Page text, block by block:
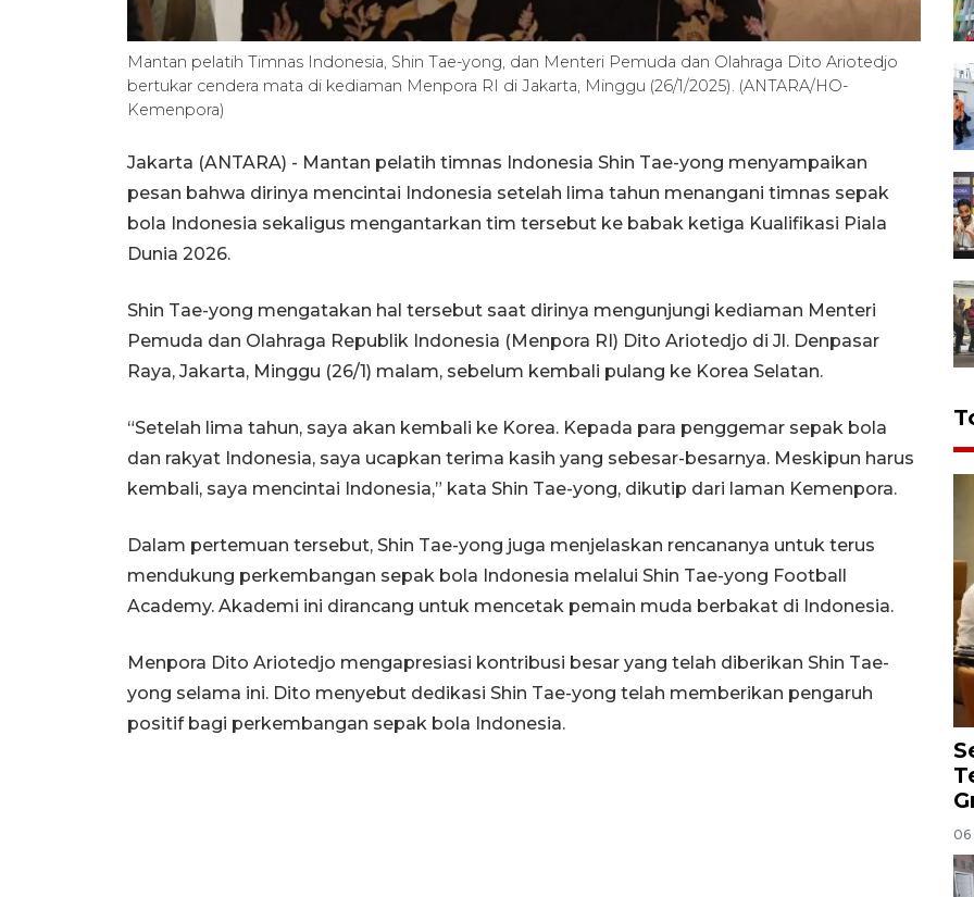
Mantan pelatih Timnas Indonesia, Shin Tae-yong, dan Menteri Pemuda dan Olahraga Dito Ariotedjo
bertukar cendera mata di kediaman Menpora RI di Jakarta, Minggu (26/1/2025). (ANTARA/HO-
Kemenpora)
Jakarta (ANTARA) - Mantan pelatih timnas Indonesia Shin Tae-yong menyampaikan
pesan bahwa dirinya mencintai Indonesia setelah lima tahun menangani timnas sepak
bola Indonesia sekaligus mengantarkan tim tersebut ke babak ketiga Kualifikasi Piala
Dunia 2026.
Shin Tae-yong mengatakan hal tersebut saat dirinya mengunjungi kediaman Menteri
Pemuda dan Olahraga Republik Indonesia (Menpora RI) Dito Ariotedjo di Jl. Denpasar
Raya, Jakarta, Minggu (26/1) malam, sebelum kembali pulang ke Korea Selatan.
“Setelah lima tahun, saya akan kembali ke Korea. Kepada para penggemar sepak bola
dan rakyat Indonesia, saya ucapkan terima kasih yang sebesar-besarnya. Meskipun harus
kembali, saya mencintai Indonesia,” kata Shin Tae-yong, dikutip dari laman Kemenpora.
Dalam pertemuan tersebut, Shin Tae-yong juga menjelaskan rencananya untuk terus
mendukung perkembangan sepak bola Indonesia melalui Shin Tae-yong Football
Academy. Akademi ini dirancang untuk mencetak pemain muda berbakat di Indonesia.
Menpora Dito Ariotedjo mengapresiasi kontribusi besar yang telah diberikan Shin Tae-
yong selama ini. Dito menyebut dedikasi Shin Tae-yong telah memberikan pengaruh
positif bagi perkembangan sepak bola Indonesia.
06